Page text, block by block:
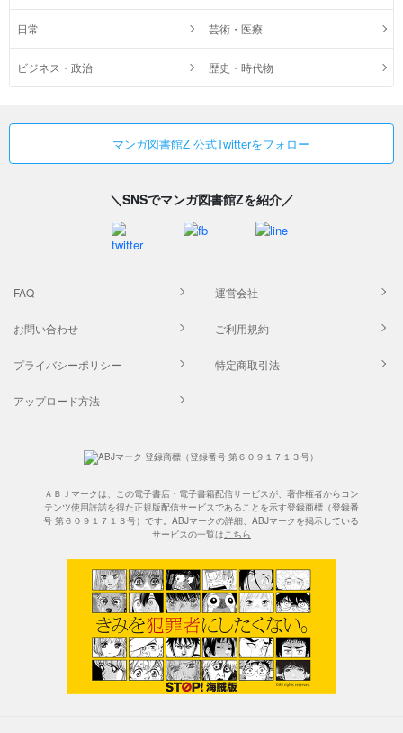
日常 芸術・医療
ビジネス・政治 歴史・時代物
マンガ図書館Z 公式Twitterをフォロー
＼SNSでマンガ図書館Zを紹介／
FAQ 運営会社
お問い合わせ ご利用規約
プライバシーポリシー 特定商取引法
アップロード方法
ＡＢＪマークは、この電子書店・電子書籍配信サービスが、著作権者からコン
テンツ使用許諾を得た正規版配信サービスであることを示す登録商標（登録番
号 第６０９１７１３号）です。ABJマークの詳細、ABJマークを掲示している
サービスの一覧はこちら